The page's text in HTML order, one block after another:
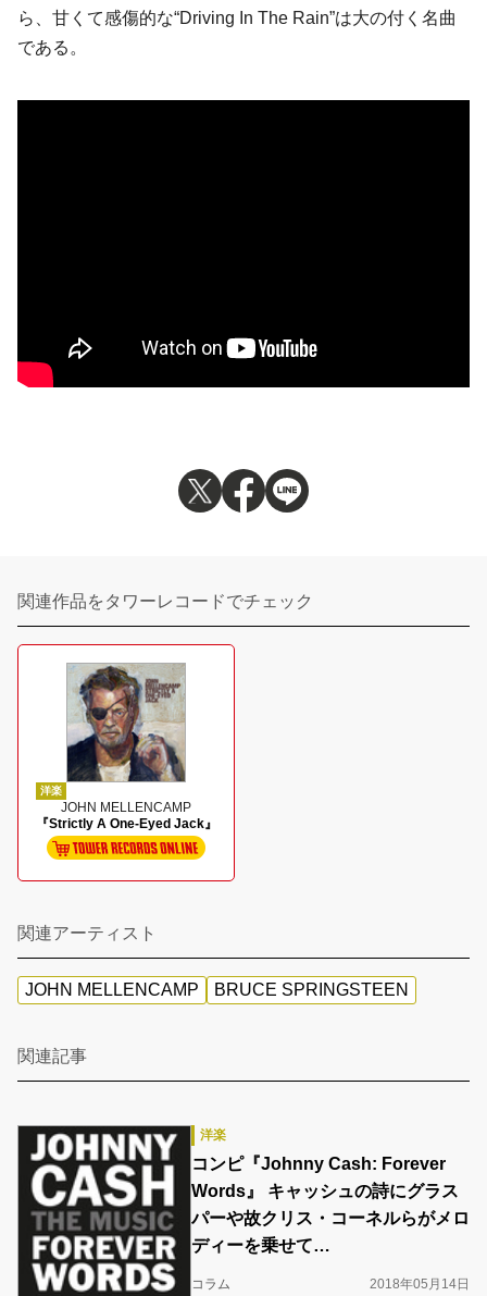
ら、甘くて感傷的な“Driving In The Rain”は大の付く名曲
である。
関連作品をタワーレコードでチェック
洋楽
JOHN MELLENCAMP
『Strictly A One-Eyed Jack』
関連アーティスト
JOHN MELLENCAMP BRUCE SPRINGSTEEN
関連記事
洋楽
コンピ『Johnny Cash: Forever
Words』 キャッシュの詩にグラス
パーや故クリス・コーネルらがメロ
ディーを乗せて…
コラム 2018年05月14日